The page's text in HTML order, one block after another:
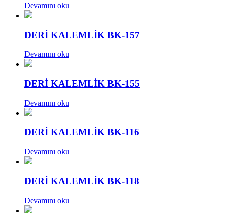
Devamını oku
DERİ KALEMLİK BK-157
Devamını oku
DERİ KALEMLİK BK-155
Devamını oku
DERİ KALEMLİK BK-116
Devamını oku
DERİ KALEMLİK BK-118
Devamını oku